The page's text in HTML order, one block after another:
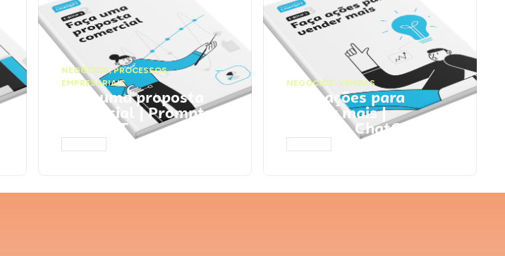
NEGÓCIOS,PROCESSOS
EMPRESARIAIS
Faça uma proposta
comercial | Prompts
ChatGPT
NEGÓCIOS, VENDAS
Faça ações para
vender mais |
Prompts ChatGPT